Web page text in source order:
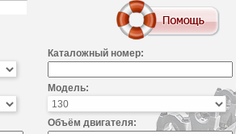
Каталожный номер:
Модель:
Объём двигателя: